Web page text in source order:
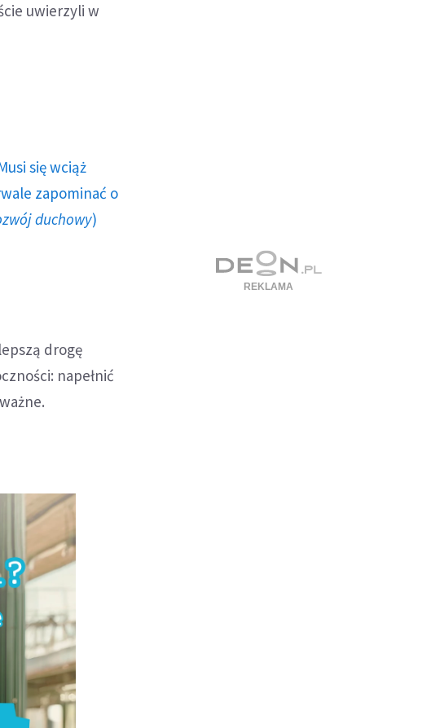
uwierzyli w
się wciąż
zapominać o
duchowy)
drogę
napełnić